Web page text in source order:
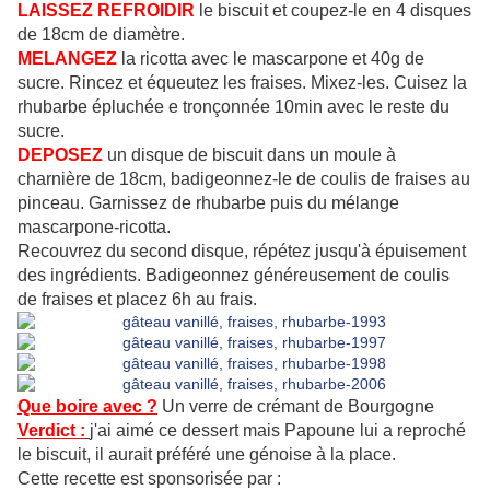
LAISSEZ REFROIDIR le biscuit et coupez-le en 4 disques
de 18cm de diamètre.
MELANGEZ la ricotta avec le mascarpone et 40g de
sucre. Rincez et équeutez les fraises. Mixez-les. Cuisez la
rhubarbe épluchée e tronçonnée 10min avec le reste du
sucre.
DEPOSEZ un disque de biscuit dans un moule à
charnière de 18cm, badigeonnez-le de coulis de fraises au
pinceau. Garnissez de rhubarbe puis du mélange
mascarpone-ricotta.
Recouvrez du second disque, répétez jusqu'à épuisement
des ingrédients. Badigeonnez généreusement de coulis
de fraises et placez 6h au frais.
Que boire avec ? Un verre de crémant de Bourgogne
Verdict : j'ai aimé ce dessert mais Papoune lui a reproché
le biscuit, il aurait préféré une génoise à la place.
Cette recette est sponsorisée par :